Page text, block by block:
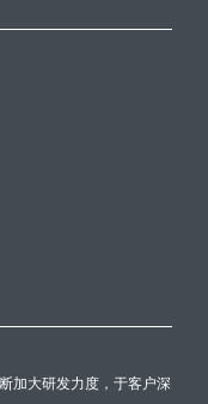
加大研发力度，于客户深